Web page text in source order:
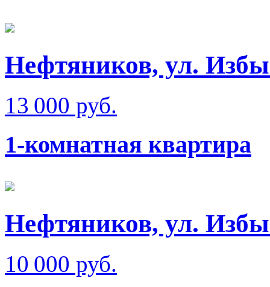
Нефтяников, ул.
13 000 руб.
1-комнатная квартира
Нефтяников, ул.
10 000 руб.